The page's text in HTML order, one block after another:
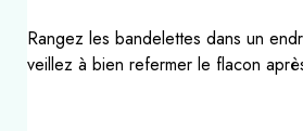
Rangez les bandelettes dans un
veillez à bien refermer le flacon